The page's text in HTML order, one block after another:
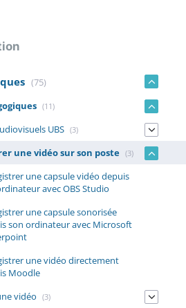
(75)
(11)
UBS (3)
une vidéo sur son poste (3)
une capsule vidéo depuis
avec OBS Studio
une capsule sonorisée
son ordinateur avec Microsoft
une vidéo directement
Moodle
vidéo (3)